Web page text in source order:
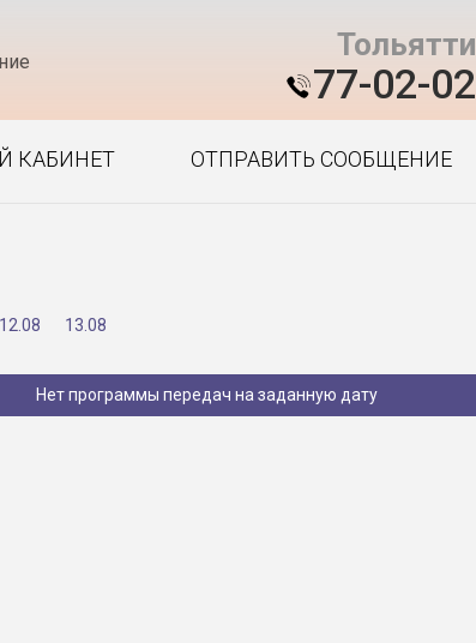
Тольятти
77-02-02
КАБИНЕТ ОТПРАВИТЬ СООБЩЕНИЕ
12.08 13.08
Нет программы передач на заданную дату